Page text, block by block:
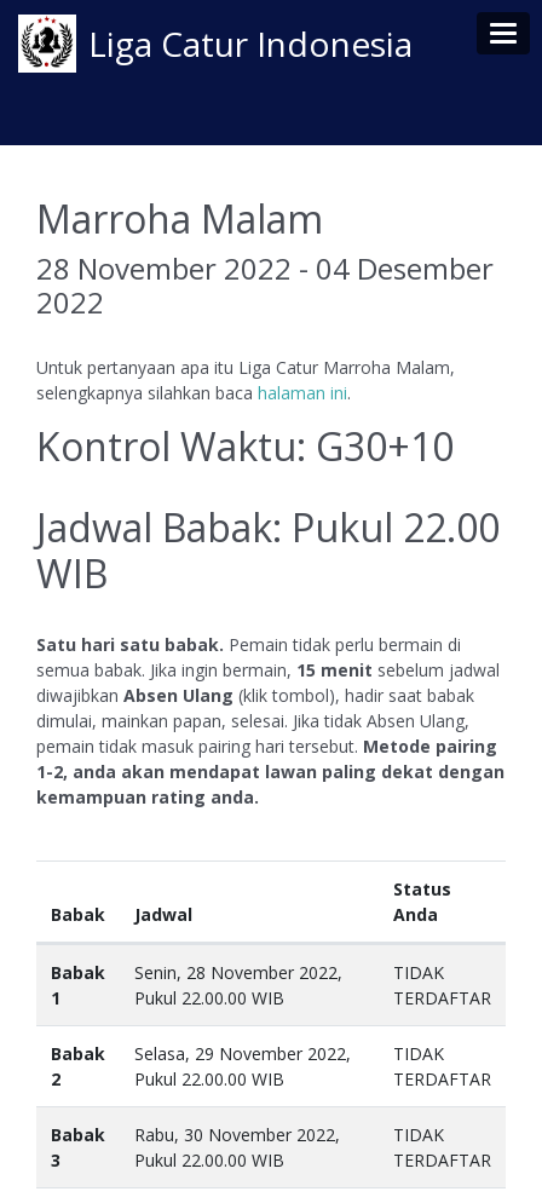
Liga Catur Indonesia
Marroha Malam
28 November 2022 - 04 Desember
2022
Untuk pertanyaan apa itu Liga Catur Marroha Malam,
selengkapnya silahkan baca halaman ini.
Kontrol Waktu: G30+10
Jadwal Babak: Pukul 22.00
WIB
Satu hari satu babak. Pemain tidak perlu bermain di
semua babak. Jika ingin bermain, 15 menit sebelum jadwal
diwajibkan Absen Ulang (klik tombol), hadir saat babak
dimulai, mainkan papan, selesai. Jika tidak Absen Ulang,
pemain tidak masuk pairing hari tersebut. Metode pairing
1-2, anda akan mendapat lawan paling dekat dengan
kemampuan rating anda.
Babak Jadwal
Status
Anda
Babak
1
Senin, 28 November 2022,
Pukul 22.00.00 WIB
TIDAK
TERDAFTAR
Babak
2
Selasa, 29 November 2022,
Pukul 22.00.00 WIB
TIDAK
TERDAFTAR
Babak
3
Rabu, 30 November 2022,
Pukul 22.00.00 WIB
TIDAK
TERDAFTAR